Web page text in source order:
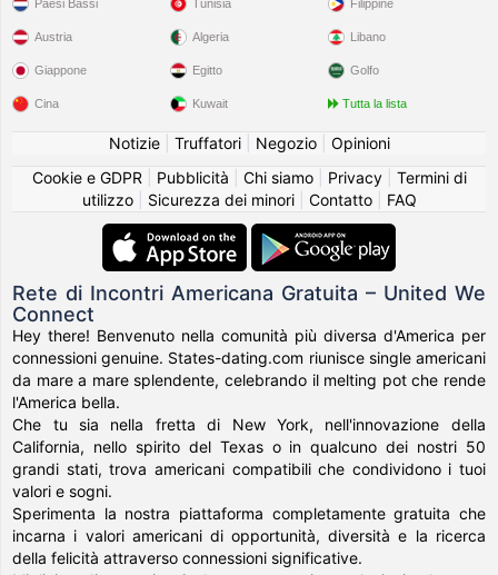
Paesi Bassi
Austria
Giappone
Cina
Tunisia
Algeria
Egitto
Kuwait
Filippine
Libano
Golfo
Tutta la lista
Notizie| Truffatori| Negozio| Opinioni
Cookie e GDPR
Pubblicità Chi siamo| Privacy| Termini di
utilizzo| Sicurezza dei minori| Contatto| FAQ
Rete di Incontri Americana Gratuita – United We
Connect
Hey there! Benvenuto nella comunità più diversa d'America per
connessioni genuine. States-dating.com riunisce single americani
da mare a mare splendente, celebrando il melting pot che rende
l'America bella.
Che tu sia nella fretta di New York, nell'innovazione della
California, nello spirito del Texas o in qualcuno dei nostri 50
grandi stati, trova americani compatibili che condividono i tuoi
valori e sogni.
Sperimenta la nostra piattaforma completamente gratuita che
incarna i valori americani di opportunità, diversità e la ricerca
della felicità attraverso connessioni significative.